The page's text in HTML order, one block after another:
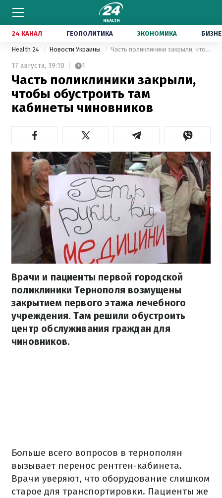
24 КАНАЛ ГЕОПОЛИТИКА ЭКОНОМИКА
Health 24 Новости Украины Часть поликлиники закрыли, чтобы обустроить там кабинеты чиновников
17 августа, 19:10 1
Часть поликлиники закрыли,
чтобы обустроить там
кабинеты чиновников
Врачи и пациенты первой городской
поликлиники Тернополя возмущены
закрытием первого этажа лечебного
учреждения. Там решили обустроить
центр обслуживания граждан для
чиновников.
Больше всего вопросов в тернополян
вызывает перенос рентген-кабинета.
Врачи уверяют, что оборудование слишком
старое для транспортировки. Пациенты же